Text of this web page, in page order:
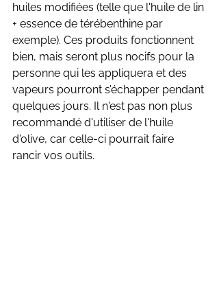
huiles modifiées (telle que l'huile de lin
+ essence de térébenthine par
exemple). Ces produits fonctionnent
bien, mais seront plus nocifs pour la
personne qui les appliquera et des
vapeurs pourront s’échapper pendant
quelques jours. Il n'est pas non plus
recommandé d'utiliser de l'huile
d'olive, car celle-ci pourrait faire
rancir vos outils.